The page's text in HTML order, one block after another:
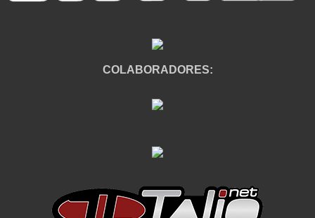
COLABORADORES: